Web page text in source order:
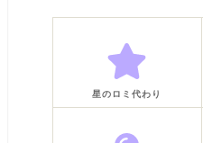
星のロミ代わり